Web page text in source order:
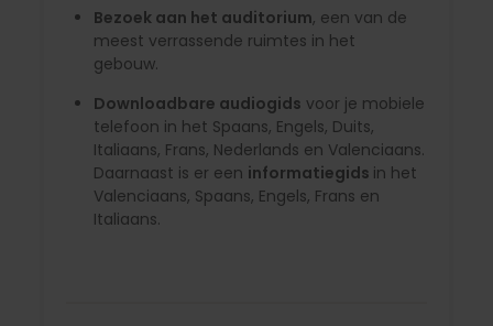
Bezoek aan het auditorium, een van de
meest verrassende ruimtes in het
gebouw.
Downloadbare audiogids voor je mobiele
telefoon in het Spaans, Engels, Duits,
Italiaans, Frans, Nederlands en Valenciaans.
Daarnaast is er een informatiegids in het
Valenciaans, Spaans, Engels, Frans en
Italiaans.